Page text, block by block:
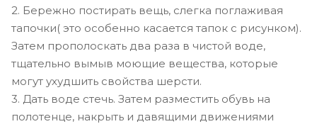
2. Бережно постирать вещь, слегка поглаживая
тапочки( это особенно касается тапок с рисунком).
Затем прополоскать два раза в чистой воде,
тщательно вымыв моющие вещества, которые
могут ухудшить свойства шерсти.
3. Дать воде стечь. Затем разместить обувь на
полотенце, накрыть и давящими движениями